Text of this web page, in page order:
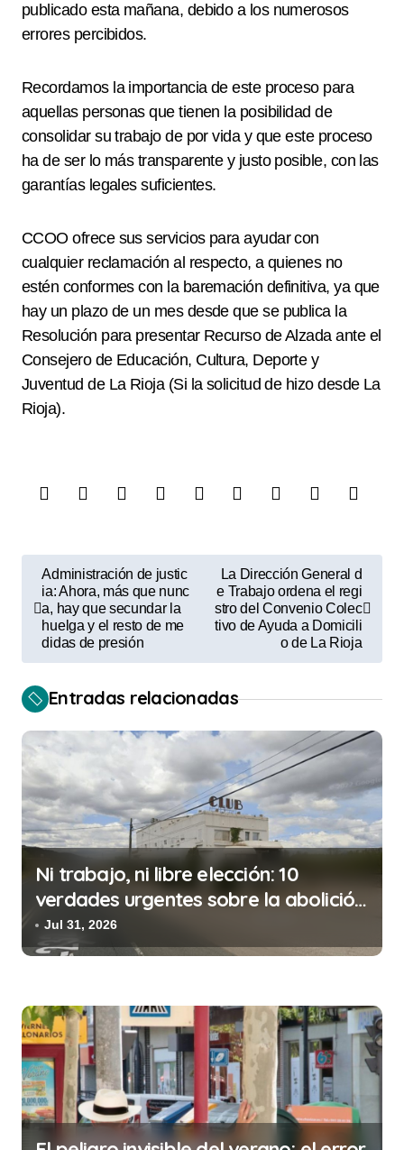
publicado esta mañana, debido a los numerosos
errores percibidos.
Recordamos la importancia de este proceso para
aquellas personas que tienen la posibilidad de
consolidar su trabajo de por vida y que este proceso
ha de ser lo más transparente y justo posible, con las
garantías legales suficientes.
CCOO ofrece sus servicios para ayudar con
cualquier reclamación al respecto, a quienes no
estén conformes con la baremación definitiva, ya que
hay un plazo de un mes desde que se publica la
Resolución para presentar Recurso de Alzada ante el
Consejero de Educación, Cultura, Deporte y
Juventud de La Rioja (Si la solicitud de hizo desde La
Rioja).
a
e
g
a
c
i
ó
n
e
n
r
a
d
a
s
Administración de justic
ia: Ahora, más que nunc
a, hay que secundar la
huelga y el resto de me
didas de presión
La Dirección General d
e Trabajo ordena el regi
stro del Convenio Colec
tivo de Ayuda a Domicili
o de La Rioja
Entradas relacionadas
Ni trabajo, ni libre elección: 10
verdades urgentes sobre la abolición
de la prostitución
Jul 31, 2026